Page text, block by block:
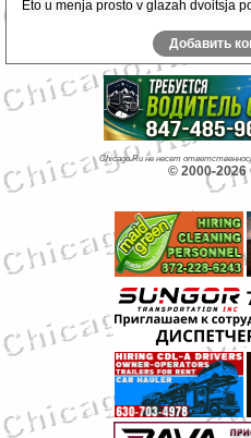
Eto u menja prosto v glazah dvoitsja
Добавить
Chicago.Ru не несет
© 2000-2026